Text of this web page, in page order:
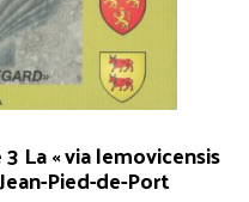
La « via lemovicensis
Pied-de-Port